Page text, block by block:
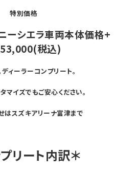
特別価格
ーシエラ車両本体価格+
税込)
ィーラーコンプリート。
マイズでもご安心ください。
はスズキアリーナ富津まで
リート内訳＊